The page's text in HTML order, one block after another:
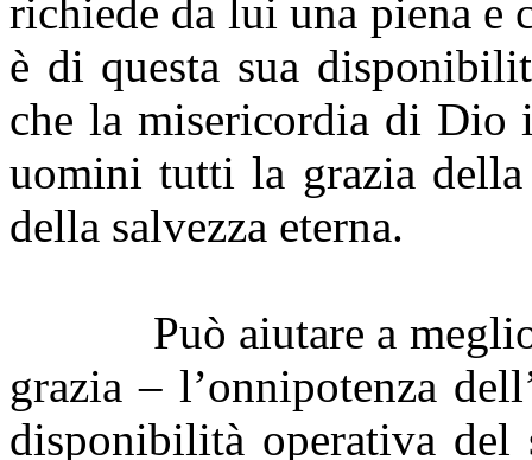
richiede da lui una piena e
è di questa sua
che la misericordia di Dio
uomini tutti la grazia
della salvezza eterna.
Può aiutare a
grazia – l’onnipotenza
disponibilità operativa del